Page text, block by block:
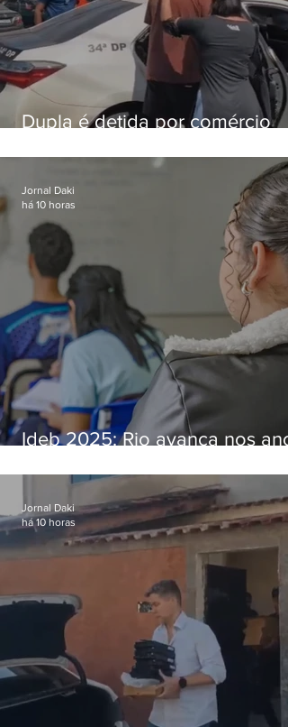
Dupla é detida por comércio
Bangu
Ideb 2025: Rio avança nos
nacional
Jornal Daki
há 10 horas
Jornal Daki
há 10 horas